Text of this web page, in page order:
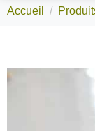
Accueil